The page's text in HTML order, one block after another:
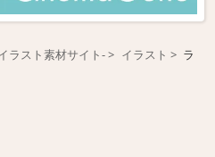
ラスト素材サイト- イラスト
ラ